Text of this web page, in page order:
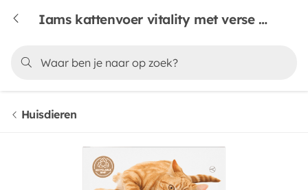
Iams kattenvoer vitality met verse kip
Huisdieren